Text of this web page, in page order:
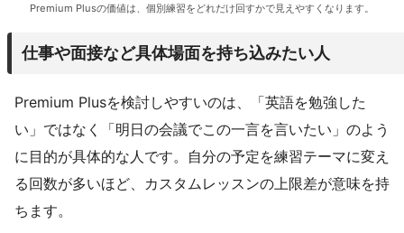
Premium Plusの価値は、個別練習をどれだけ回すかで見えやすくなります。
仕事や面接など具体場面を持ち込みたい人
Premium Plusを検討しやすいのは、「英語を勉強した
い」ではなく「明日の会議でこの一言を言いたい」のよう
に目的が具体的な人です。自分の予定を練習テーマに変え
る回数が多いほど、カスタムレッスンの上限差が意味を持
ちます。